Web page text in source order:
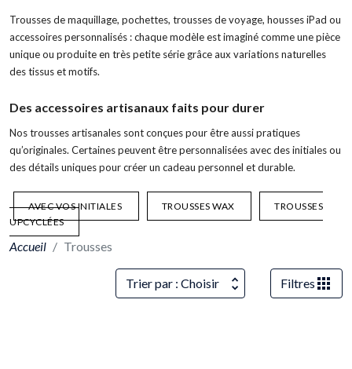
Trousses de maquillage, pochettes, trousses de voyage, housses iPad ou
accessoires personnalisés : chaque modèle est imaginé comme une pièce
unique ou produite en très petite série grâce aux variations naturelles
des tissus et motifs.
Des accessoires artisanaux faits pour durer
Nos trousses artisanales sont conçues pour être aussi pratiques
qu’originales. Certaines peuvent être personnalisées avec des initiales ou
des détails uniques pour créer un cadeau personnel et durable.
AVEC VOS INITIALES TROUSSES WAX
TROUSSES
UPCYCLÉES
Accueil Trousses
Trier par : Choisir Filtres